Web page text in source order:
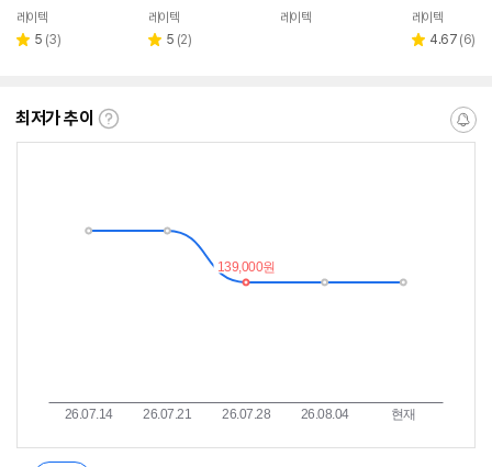
페이
레이텍
별 5 리
(3)
페이
레이텍
별 5 리
(2)
레이텍
페이
레이텍
별 4.67 리
(6)
최저가 추이
최
란?
알